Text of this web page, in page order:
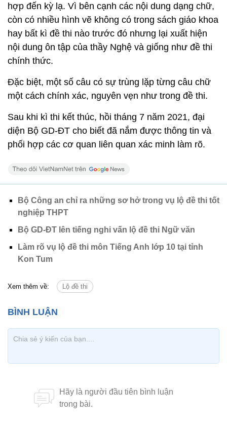
hợp đến kỳ lạ. Vì bên cạnh các nội dung dạng chữ,
còn có nhiều hình vẽ không có trong sách giáo khoa
hay bất kì đề thi nào trước đó nhưng lại xuất hiện
nội dung ôn tập của thầy Nghệ và giống như đề thi
chính thức.
Đặc biệt, một số câu có sự trùng lặp từng câu chữ
một cách chính xác, nguyên vẹn như trong đề thi.
Sau khi kì thi kết thúc, hồi tháng 7 năm 2021, đại
diện Bộ GD-ĐT cho biết đã nắm được thông tin và
phối hợp các cơ quan liên quan xác minh làm rõ.
Bộ Công an chỉ ra những sơ hở trong vụ lộ đề thi tốt
nghiệp THPT
Bộ GD-ĐT lên tiếng nghi vấn lộ đề thi Ngữ văn
Làm rõ vụ lộ đề thi môn Tiếng Anh lớp 10 tại tỉnh
Kon Tum
Xem thêm về: Lộ đề thi